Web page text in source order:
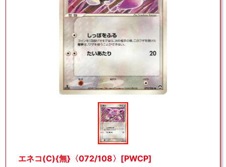
ィエネコ(C){無}〈072/108〉[PWCP]